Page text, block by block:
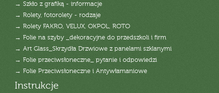
→ Szkło z grafiką - informacje
→ Rolety, fotorolety - rodzaje
→ Rolety FAKRO, VELUX, OKPOL, ROTO
→ Folie na szyby _dekoracyjne do przedszkoli i firm
→ Art Glass_Skrzydła Drzwiowe z panelami szklanymi
→ Folie przeciwsłoneczne_ pytanie i odpowiedzi
→ Folie Przeciwsłoneczne i Antywłamaniowe
Instrukcje